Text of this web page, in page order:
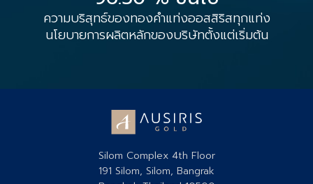
ความบริสุทธ์ของทองคำแท่งออสสิริสทุกแท่ง
นโยบายการผลิตหลักของบริษัทตั้งแต่เริ่มต้น
Silom Complex 4th Floor
191 Silom, Silom, Bangrak